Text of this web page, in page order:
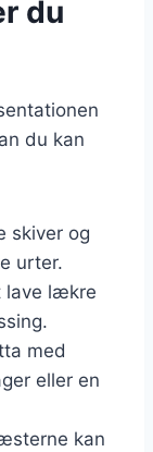
du
du kan
skiver og
urter.
lave lækre
med
eller en
kan